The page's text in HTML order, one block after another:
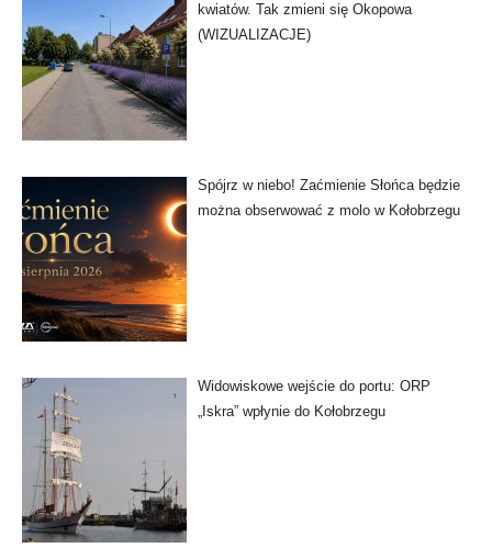
kwiatów. Tak zmieni się Okopowa
(WIZUALIZACJE)
Spójrz w niebo! Zaćmienie Słońca będzie
można obserwować z molo w Kołobrzegu
Widowiskowe wejście do portu: ORP
„Iskra” wpłynie do Kołobrzegu